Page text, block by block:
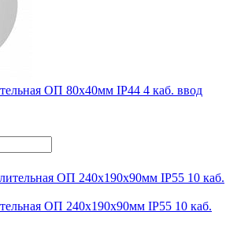
ОП 80х40мм IP44 4 каб. ввод
ОП 240х190х90мм IP55 10 каб.